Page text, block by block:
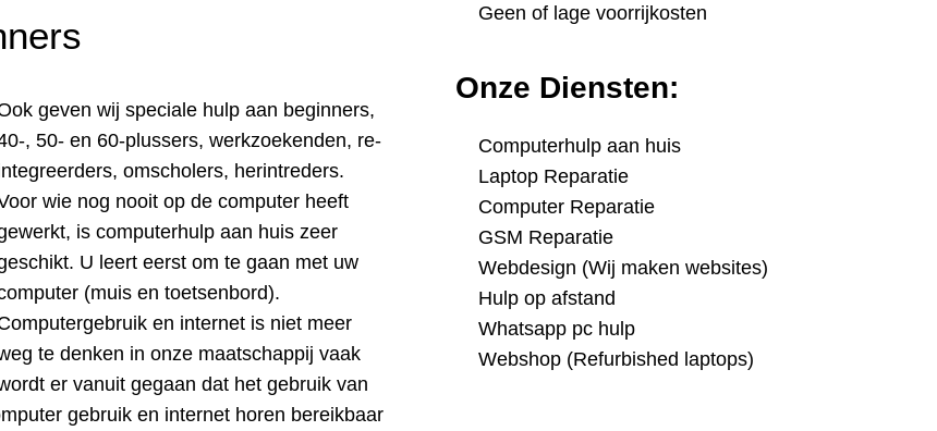
geven wij speciale hulp aan beginners,
, 50- en 60-plussers, werkzoekenden, re-
omscholers, herintreders.
wie nog nooit op de computer heeft
is computerhulp aan huis zeer
U leert eerst om te gaan met uw
(muis en toetsenbord).
en internet is niet meer
te denken in onze maatschappij vaak
er vanuit gegaan dat het gebruik van
gebruik en internet horen bereikbaar
Geen of lage voorrijkosten
Onze Diensten:
Computerhulp aan huis
Laptop Reparatie
Computer Reparatie
GSM Reparatie
Webdesign (Wij maken websites)
Hulp op afstand
Whatsapp pc hulp
Webshop (Refurbished laptops)